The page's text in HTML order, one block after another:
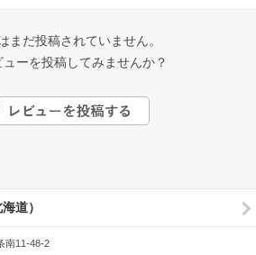
まだ投稿されていません。
ーを投稿してみませんか？
道）
南11-48-2